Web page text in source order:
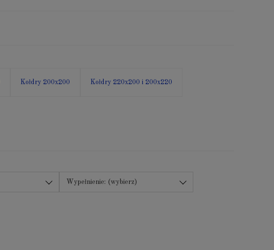
Kołdry 200x200 Kołdry 220x200 i 200x220
Wypełnienie: (wybierz)